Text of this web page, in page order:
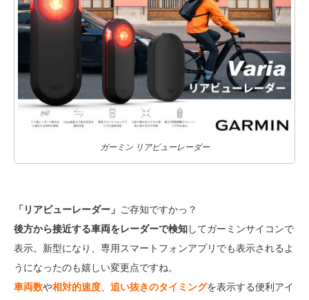
ガーミン リアビューレーダー
「リアビューレーダー」 ご存知ですかっ？
後方から接近する車両をレーダーで検知してガーミンサイコンで
表示。新型になり、専用スマートフォンアプリでも表示されるよ
うになったのも嬉しい変更点ですね。
車両数や相対的速度、 追い抜きのタイミングを表示する便利アイ